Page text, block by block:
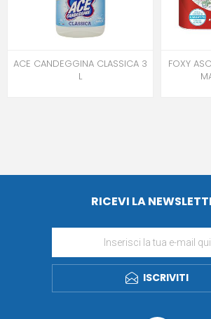
ACE CANDEGGINA CLASSICA 3
L
FOXY
RICEVI LA
ISCRIVITI